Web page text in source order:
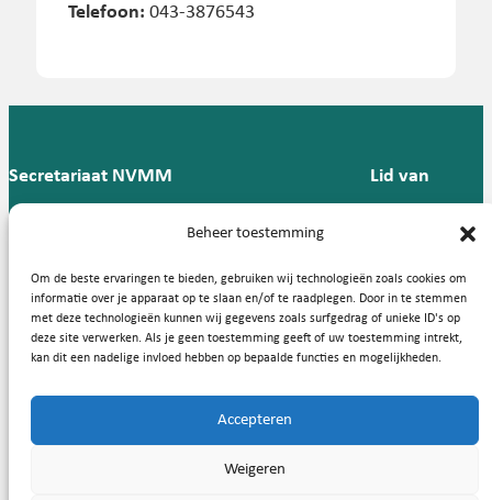
Beheer toestemming
Om de beste ervaringen te bieden, gebruiken wij technologieën zoals cookies om
informatie over je apparaat op te slaan en/of te raadplegen. Door in te stemmen
met deze technologieën kunnen wij gegevens zoals surfgedrag of unieke ID's op
deze site verwerken. Als je geen toestemming geeft of uw toestemming intrekt,
kan dit een nadelige invloed hebben op bepaalde functies en mogelijkheden.
Accepteren
Weigeren
Telefoon: 043-3876543
Secretariaat NVMM
Groningen
T: 088 -
57
Lid van
Handige links
Copyright © 2026, Nederlandse Vereniging voor Medische